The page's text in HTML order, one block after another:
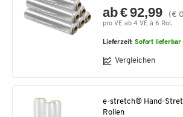
ab € 92,99 (€
pro VE ab 4 VE à 6 Rol.
Lieferzeit:Sofort lieferbar
Vergleichen
e-stretch® Hand-
Rollen